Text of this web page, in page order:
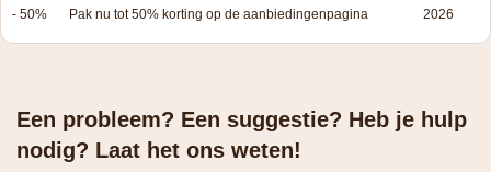
- 50% Pak nu tot 50% korting op de aanbiedingenpagina 2026
Een probleem? Een suggestie? Heb je hulp
nodig? Laat het ons weten!